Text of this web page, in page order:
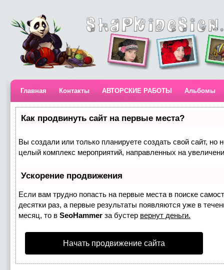
Главная Контакты АВТОРСКИЕ РАБОТЫ Альбомы
Как продвинуть сайт на первые места?
Вы создали или только планируете создать свой сайт, но
целый комплекс мероприятий, направленных на
Ускорение продвижения
Если вам трудно попасть на первые места в поиске
десятки раз, а первые результаты появляются уже в
месяц, то в SeoHammer за бустер вернут деньги.
Начать продвижение сайта